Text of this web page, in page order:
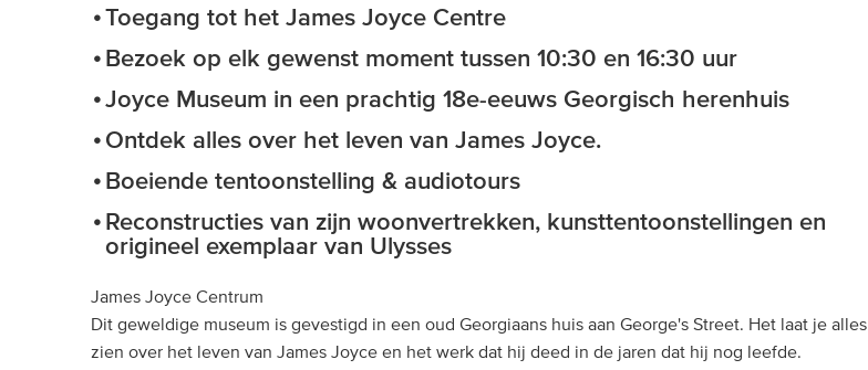
Toegang tot het James Joyce Centre
Bezoek op elk gewenst moment tussen 10:30 en 16:30 uur
Joyce Museum in een prachtig 18e-eeuws Georgisch herenhuis
Ontdek alles over het leven van James Joyce.
Boeiende tentoonstelling & audiotours
Reconstructies van zijn woonvertrekken, kunsttentoonstellingen en
origineel exemplaar van Ulysses
James Joyce Centrum
Dit geweldige museum is gevestigd in een oud Georgiaans huis aan George's Street. Het laat je alles
zien over het leven van James Joyce en het werk dat hij deed in de jaren dat hij nog leefde.